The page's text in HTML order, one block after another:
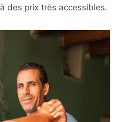
des prix très accessibles.